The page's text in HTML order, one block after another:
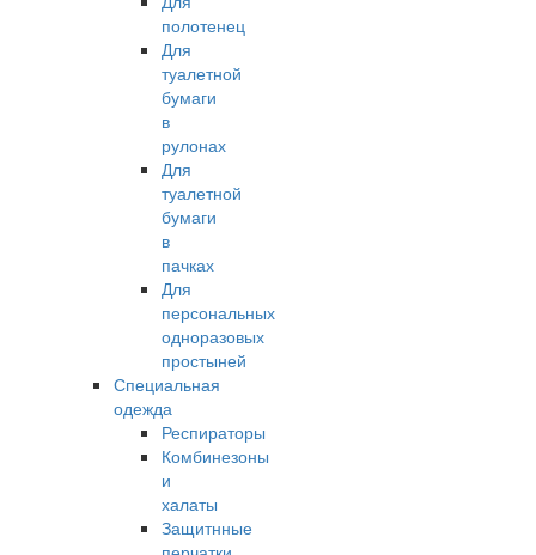
полотенец
Для
туалетной
бумаги
в
рулонах
Для
туалетной
бумаги
в
пачках
Для
персональных
одноразовых
простыней
Специальная
одежда
Респираторы
Комбинезоны
и
халаты
Защитнные